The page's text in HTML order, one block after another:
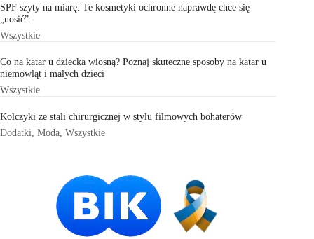
SPF szyty na miarę. Te kosmetyki ochronne naprawdę chce się
„nosić”.
Wszystkie
Co na katar u dziecka wiosną? Poznaj skuteczne sposoby na katar u
niemowląt i małych dzieci
Wszystkie
Kolczyki ze stali chirurgicznej w stylu filmowych bohaterów
Dodatki Moda Wszystkie